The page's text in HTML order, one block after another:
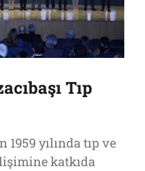
Tıp
1959 yılında tıp ve
katkıda